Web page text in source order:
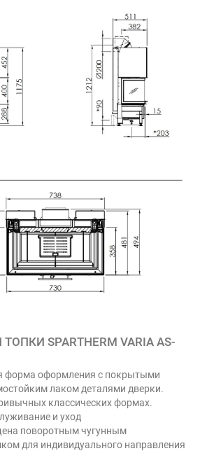
SPARTHERM VARIA AS-
форма оформления с покрытыми
лаком деталями дверки.
классических формах.
и уход
поворотным чугунным
для индивидуального направления